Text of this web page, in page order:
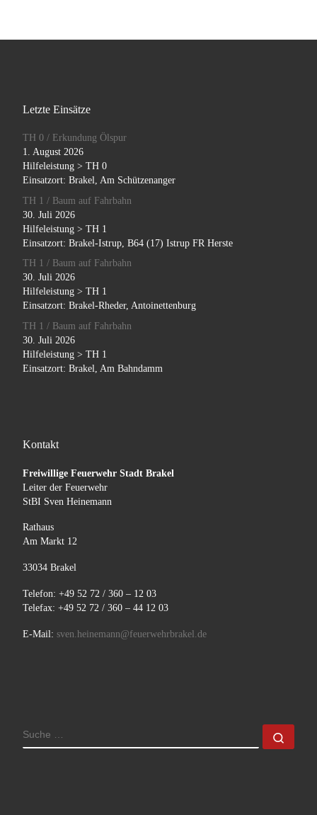
Letzte Einsätze
TH 0 / Erkundung Ölspur
1. August 2026
Hilfeleistung > TH 0
Einsatzort: Brakel, Am Schützenanger
TH 1 / Baum auf Fahrbahn
30. Juli 2026
Hilfeleistung > TH 1
Einsatzort: Brakel-Istrup, B64 (17) Istrup FR Herste
TH 1 / Baum auf Fahrbahn
30. Juli 2026
Hilfeleistung > TH 1
Einsatzort: Brakel-Rheder, Antoinettenburg
TH 1 / Baum auf Fahrbahn
30. Juli 2026
Hilfeleistung > TH 1
Einsatzort: Brakel, Am Bahndamm
Kontakt
Freiwillige Feuerwehr Stadt Brakel
Leiter der Feuerwehr
StBI Sven Heinemann
Rathaus
Am Markt 12
33034 Brakel
Telefon: +49 52 72 / 360 – 12 03
Telefax: +49 52 72 / 360 – 44 12 03
E-Mail: sven.heinemann@feuerwehrbrakel.de
SUCHE